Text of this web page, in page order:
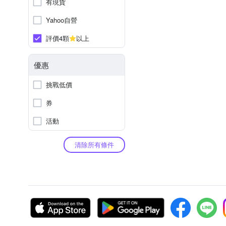
Yahoo自營
評價4顆
以上
優惠
挑戰低價
券
活動
清除所有條件